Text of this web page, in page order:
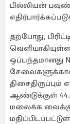
பில்லியன்
தற்போது,
ஒப்பந்தமானது
சேவைகளுக்கான
ஆண்டுக்குள்
மலைக்க